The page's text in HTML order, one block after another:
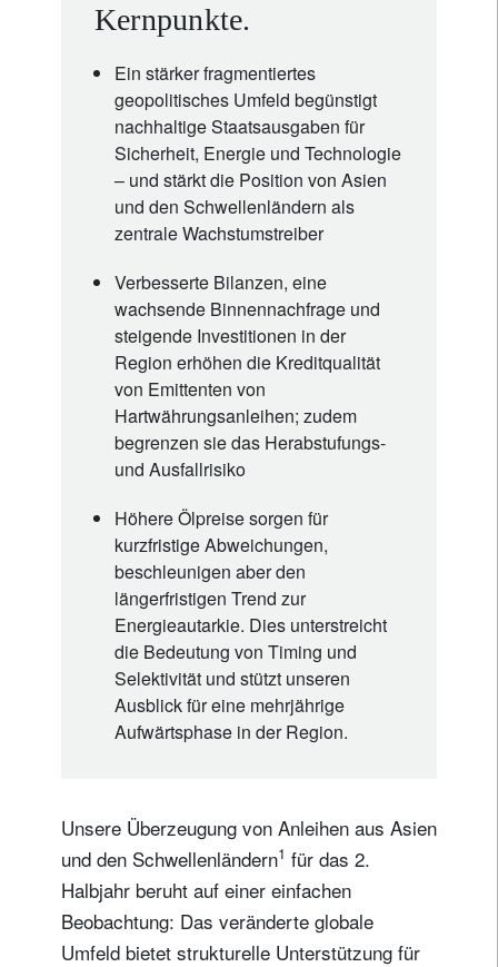
Kernpunkte.
Ein stärker fragmentiertes
geopolitisches Umfeld begünstigt
nachhaltige Staatsausgaben für
Sicherheit, Energie und Technologie
– und stärkt die Position von Asien
und den Schwellenländern als
zentrale Wachstumstreiber
Verbesserte Bilanzen, eine
wachsende Binnennachfrage und
steigende Investitionen in der
Region erhöhen die Kreditqualität
von Emittenten von
Hartwährungsanleihen; zudem
begrenzen sie das Herabstufungs-
und Ausfallrisiko
Höhere Ölpreise sorgen für
kurzfristige Abweichungen,
beschleunigen aber den
längerfristigen Trend zur
Energieautarkie. Dies unterstreicht
die Bedeutung von Timing und
Selektivität und stützt unseren
Ausblick für eine mehrjährige
Aufwärtsphase in der Region.
Unsere Überzeugung von Anleihen aus Asien
und den Schwellenländern1 für das 2.
Halbjahr beruht auf einer einfachen
Beobachtung: Das veränderte globale
Umfeld bietet strukturelle Unterstützung für